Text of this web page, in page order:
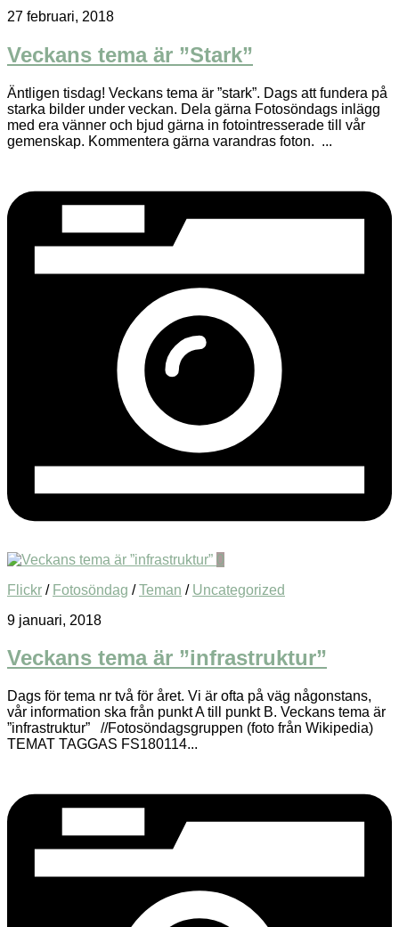
27 februari, 2018
Veckans tema är ”Stark”
Äntligen tisdag! Veckans tema är ”stark”. Dags att fundera på
starka bilder under veckan. Dela gärna Fotosöndags inlägg
med era vänner och bjud gärna in fotointresserade till vår
gemenskap. Kommentera gärna varandras foton. ...
0
Flickr / Fotosöndag /Teman / Uncategorized
9 januari, 2018
Veckans tema är ”infrastruktur”
Dags för tema nr två för året. Vi är ofta på väg någonstans,
vår information ska från punkt A till punkt B. Veckans tema är
”infrastruktur” //Fotosöndagsgruppen (foto från Wikipedia)
TEMAT TAGGAS FS180114...